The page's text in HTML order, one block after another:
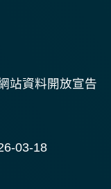
站資料開放宣告
03-18